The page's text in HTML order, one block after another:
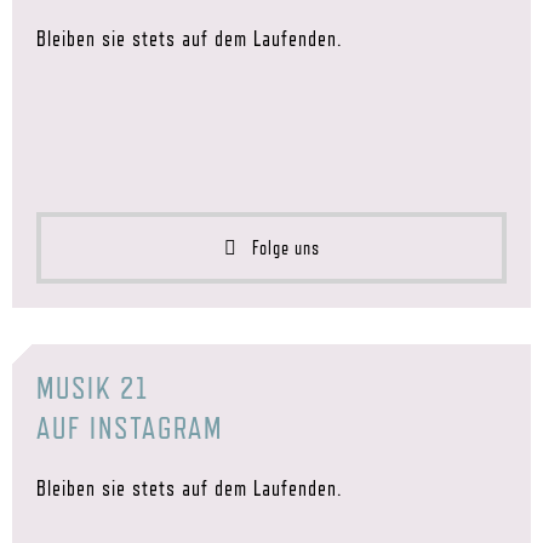
Bleiben sie stets auf dem Laufenden.
Folge uns
MUSIK 21
AUF INSTAGRAM
Bleiben sie stets auf dem Laufenden.